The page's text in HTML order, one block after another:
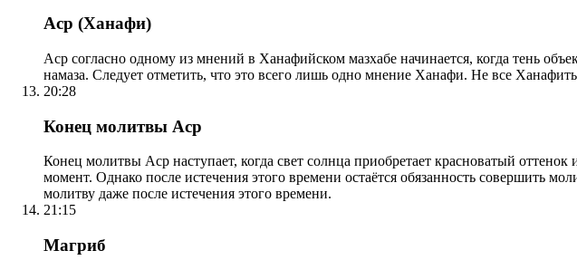
Аср (Ханафи)
Аср согласно одному из мнений в Ханафийском мазхабе начинается, когда тень
намаза. Следует отметить, что это всего лишь одно мнение Ханафи. Не все
20:28
Конец молитвы Аср
Конец молитвы Аср наступает, когда свет солнца приобретает красноватый
момент. Однако после истечения этого времени остаётся обязанность совершить
молитву даже после истечения этого времени.
21:15
Магриб